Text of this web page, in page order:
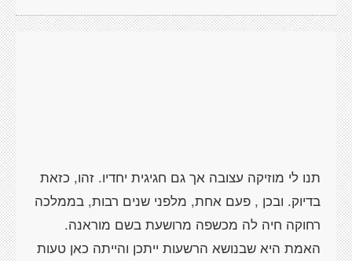
תנו לי מוזיקה עצובה אך גם חגיגית יחדיו. זהו, כזאת
בדיוק. ובכן , פעם אחת, מלפני שנים רבות, בממלכה
רחוקה חיה לה מכשפה מרושעת בשם מוראנה.
האמת היא שבנושא הרשעות ייתכן והייתה כאן טעות